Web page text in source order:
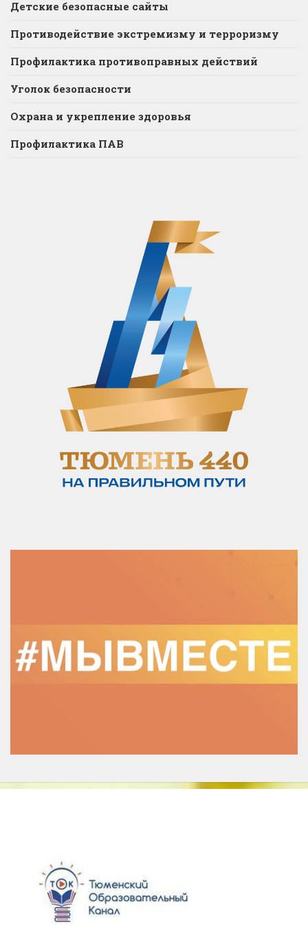
Детские безопасные сайты
Противодействие экстремизму и терроризму
Профилактика противоправных действий
Уголок безопасности
Охрана и укрепление здоровья
Профилактика ПАВ